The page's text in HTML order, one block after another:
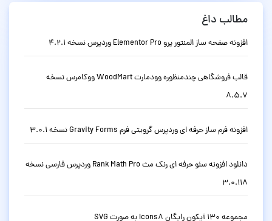
مطالب داغ
افزونه صفحه ساز المنتور پرو Elementor Pro وردپرس نسخه 4.2.1
قالب فروشگاهی چندمنظوره وودمارت WoodMart ووکامرس نسخه
8.5.7
افزونه فرم ساز حرفه ای وردپرس گرویتی فرم Gravity Forms نسخه 3.0.1
دانلود افزونه سئو حرفه ای رنک مث Rank Math Pro وردپرس فارسی نسخه
3.0.118
مجموعه 130 آیکون رایگان Icons8 به صورت SVG